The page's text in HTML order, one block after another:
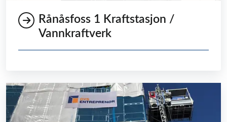
Rånåsfoss 1 Kraftstasjon /
Vannkraftverk